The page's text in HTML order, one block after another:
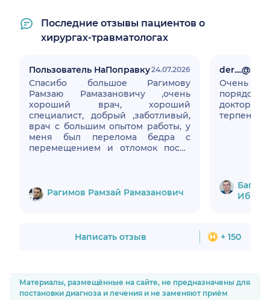
Последние отзывы пациентов о
хирургах-травматологах
Пользователь НаПоправку24.07.2026
Спасибо большое Рагимову
Рамзаю Рамазановичу ,очень
хороший врач, хороший
специалист, добрый ,заботливый,
врач с большим опытом работы, у
меня был перелома бедра с
перемещением и отломок после
Рамазанович
Рагимов Рамзай Рамазанович
Очень
доктор.
терпения
Написать отзыв + 150
Материалы, размещённые на сайте, не предназначены для
постановки диагноза и лечения и не заменяют приём